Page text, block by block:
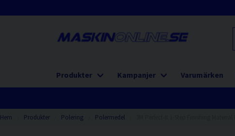
Produkter Kampanjer Varumärken
Hem Produkter Polering Polermedel